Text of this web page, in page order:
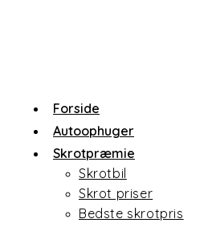
Forside
Autoophuger
Skrotpræmie
Skrotbil
Skrot priser
Bedste skrotpris